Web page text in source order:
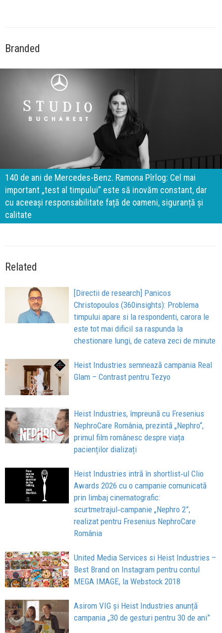
Branded
140 de ani de Mercedes-Benz. Ramona Pîrlog: Cel mai
important „test al timpului” este să inovăm constant, dar
cu aceeași responsabilitate față de oameni, siguranță și
calitate
Related
[Directii de research] Panicos
Christopoulos (360insights): Problema
timpului apare si la respondenti, carora le
este tot mai dificil sa raspunda la
chestionare lungi, de cateva zeci de minute
Heist Industries semnează campania Real
Glam – Contrast pentru Tezyo
Heist Industries, împreună cu Fresenius
NephroCare România, prezintă „Nephro“,
primul film românesc despre viața
pacienților dializați
Heist Industries intră în shortlist‑ul Clio
Awards 2026 cu o campanie comunicată
prin limbaj cinematografic:
scurtmetrajul‑campanie „Nephro 2”,
realizat pentru Fresenius NephroCare
România
United Media Services si Heist Industries –
Best Brand on Instagram pentru contul
MEGA IMAGE, la Webstock 2018
Asirom VIG și Heist Industries anunță
campania „30 de gesturi pentru 30 de ani”